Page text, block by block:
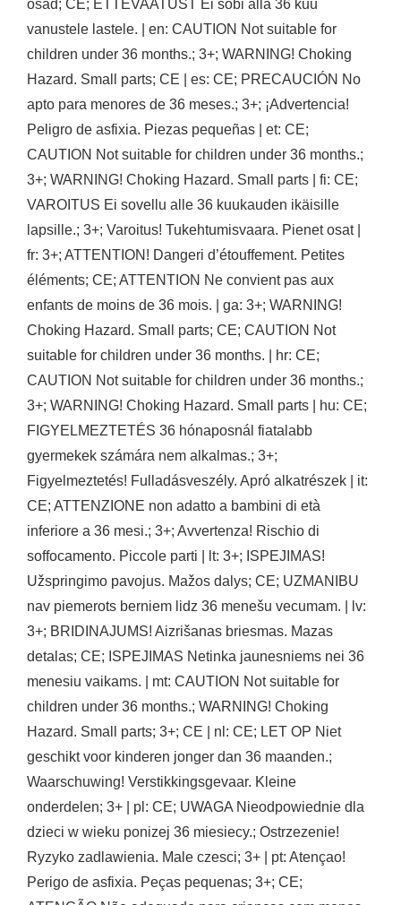
osad; CE; ETTEVAATUST Ei sobi alla 36 kuu
vanustele lastele. | en: CAUTION Not suitable for
children under 36 months.; 3+; WARNING! Choking
Hazard. Small parts; CE | es: CE; PRECAUCIÓN No
apto para menores de 36 meses.; 3+; ¡Advertencia!
Peligro de asfixia. Piezas pequeñas | et: CE;
CAUTION Not suitable for children under 36 months.;
3+; WARNING! Choking Hazard. Small parts | fi: CE;
VAROITUS Ei sovellu alle 36 kuukauden ikäisille
lapsille.; 3+; Varoitus! Tukehtumisvaara. Pienet osat |
fr: 3+; ATTENTION! Dangeri d’étouffement. Petites
éléments; CE; ATTENTION Ne convient pas aux
enfants de moins de 36 mois. | ga: 3+; WARNING!
Choking Hazard. Small parts; CE; CAUTION Not
suitable for children under 36 months. | hr: CE;
CAUTION Not suitable for children under 36 months.;
3+; WARNING! Choking Hazard. Small parts | hu: CE;
FIGYELMEZTETÉS 36 hónaposnál fiatalabb
gyermekek számára nem alkalmas.; 3+;
Figyelmeztetés! Fulladásveszély. Apró alkatrészek | it:
CE; ATTENZIONE non adatto a bambini di età
inferiore a 36 mesi.; 3+; Avvertenza! Rischio di
soffocamento. Piccole parti | lt: 3+; ISPEJIMAS!
Užspringimo pavojus. Mažos dalys; CE; UZMANIBU
nav piemerots berniem lidz 36 menešu vecumam. | lv:
3+; BRIDINAJUMS! Aizrišanas briesmas. Mazas
detalas; CE; ISPEJIMAS Netinka jaunesniems nei 36
menesiu vaikams. | mt: CAUTION Not suitable for
children under 36 months.; WARNING! Choking
Hazard. Small parts; 3+; CE | nl: CE; LET OP Niet
geschikt voor kinderen jonger dan 36 maanden.;
Waarschuwing! Verstikkingsgevaar. Kleine
onderdelen; 3+ | pl: CE; UWAGA Nieodpowiednie dla
dzieci w wieku ponizej 36 miesiecy.; Ostrzezenie!
Ryzyko zadlawienia. Male czesci; 3+ | pt: Atençao!
Perigo de asfixia. Peças pequenas; 3+; CE;